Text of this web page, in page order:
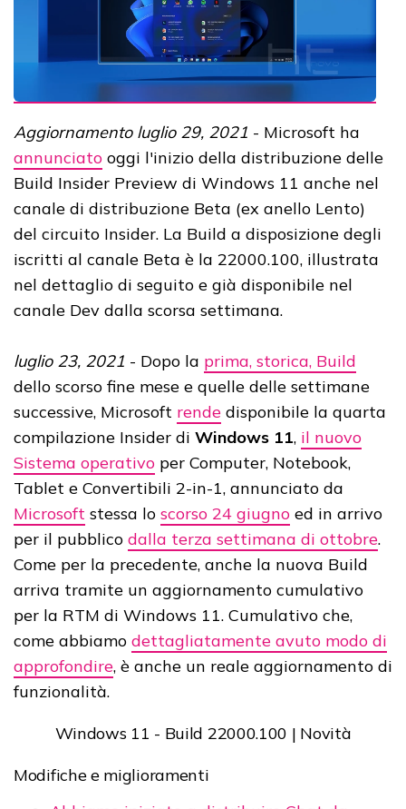
Aggiornamento luglio 29, 2021 - Microsoft ha
annunciato oggi l'inizio della distribuzione delle
Build Insider Preview di Windows 11 anche nel
canale di distribuzione Beta (ex anello Lento)
del circuito Insider. La Build a disposizione degli
iscritti al canale Beta è la 22000.100, illustrata
nel dettaglio di seguito e già disponibile nel
canale Dev dalla scorsa settimana.
luglio 23, 2021 - Dopo la prima, storica, Build
dello scorso fine mese e quelle delle settimane
successive, Microsoft rende disponibile la quarta
compilazione Insider di Windows 11, il nuovo
Sistema operativo per Computer, Notebook,
Tablet e Convertibili 2-in-1, annunciato da
Microsoft stessa lo scorso 24 giugno ed in arrivo
per il pubblico dalla terza settimana di ottobre.
Come per la precedente, anche la nuova Build
arriva tramite un aggiornamento cumulativo
per la RTM di Windows 11. Cumulativo che,
come abbiamo dettagliatamente avuto modo di
approfondire, è anche un reale aggiornamento di
funzionalità.
Windows 11 - Build 22000.100 | Novità
Modifiche e miglioramenti